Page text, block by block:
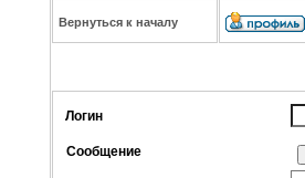
Вернуться к началу
Логин
Сообщение